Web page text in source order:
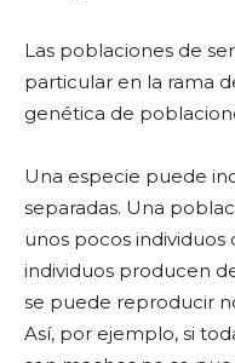
Las poblaciones de
particular en la rama
genética de
Una especie puede
separadas. Una
unos pocos individuos
individuos producen
se puede reproducir
Así, por ejemplo, si